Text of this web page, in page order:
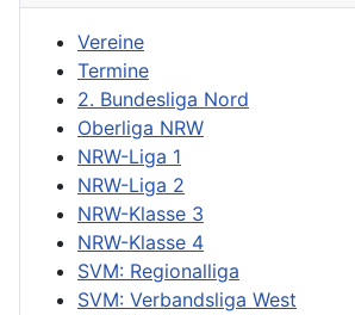
Vereine
Termine
2. Bundesliga Nord
Oberliga NRW
NRW-Liga 1
NRW-Liga 2
NRW-Klasse 3
NRW-Klasse 4
SVM: Regionalliga
SVM: Verbandsliga West